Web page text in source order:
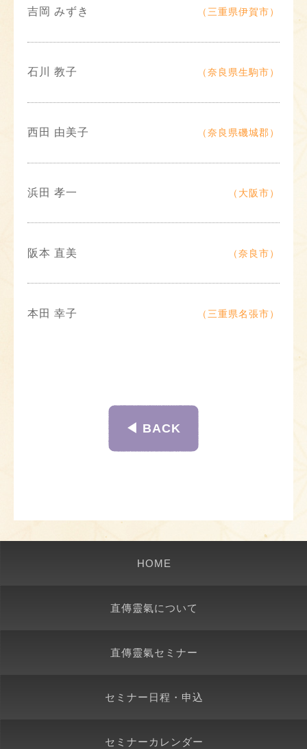
吉岡 みずき （三重県伊賀市）
石川 教子 （奈良県生駒市）
西田 由美子 （奈良県磯城郡）
浜田 孝一 （大阪市）
阪本 直美 （奈良市）
本田 幸子 （三重県名張市）
◀︎ BACK
HOME
直傳靈氣について
直傳靈氣セミナー
セミナー日程・申込
セミナーカレンダー